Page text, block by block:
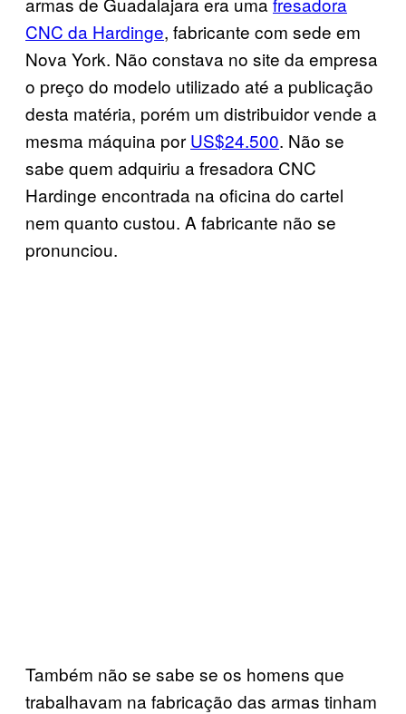
CNC da Hardinge, fabricante com sede em
Nova York. Não constava no site da empresa
o preço do modelo utilizado até a publicação
desta matéria, porém um distribuidor vende a
mesma máquina por US$24.500. Não se
sabe quem adquiriu a fresadora CNC
Hardinge encontrada na oficina do cartel
nem quanto custou. A fabricante não se
pronunciou.
Também não se sabe se os homens que
trabalhavam na fabricação das armas tinham